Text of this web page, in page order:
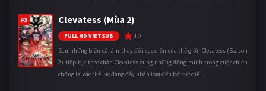
#3 Clevatess (Mùa 2)
FULL HD VIETSUB 10
Sau những biến cố làm thay đổi cục diện của thế giới, Clevatess (Season
2) tiếp tục theo chân Clevatess cùng những đồng minh trong cuộc chiến
chống lại các thế lực đang đẩy nhân loại đến bờ vực diệ ...